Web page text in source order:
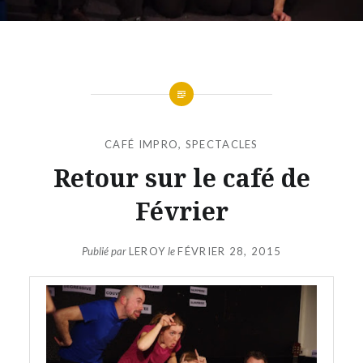
CAFÉ IMPRO, SPECTACLES
Retour sur le café de
Février
Publié parLEROY le FÉVRIER 28, 2015